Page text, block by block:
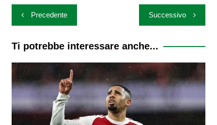
Navigazione
articoli
Precedente Successivo
Ti potrebbe interessare anche...